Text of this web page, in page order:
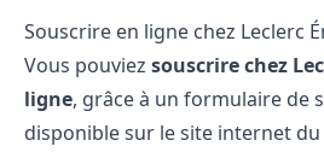
Souscrire en ligne chez Leclerc
Vous pouviez souscrire chez
ligne, grâce à un formulaire de
disponible sur le site internet